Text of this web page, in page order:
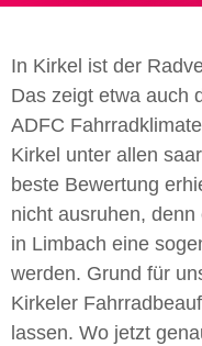
In Kirkel ist der
Das zeigt etwa auch
ADFC
Kirkel unter allen
beste Bewertung
nicht ausruhen, denn
in Limbach eine
werden. Grund für
Kirkeler
lassen. Wo jetzt